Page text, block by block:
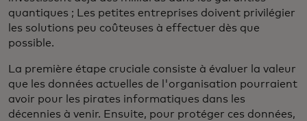
quantiques ; Les petites entreprises doivent privilégier
les solutions peu coûteuses à effectuer dès que
possible.
La première étape cruciale consiste à évaluer la valeur
que les données actuelles de l'organisation pourraient
avoir pour les pirates informatiques dans les
décennies à venir. Ensuite, pour protéger ces données,